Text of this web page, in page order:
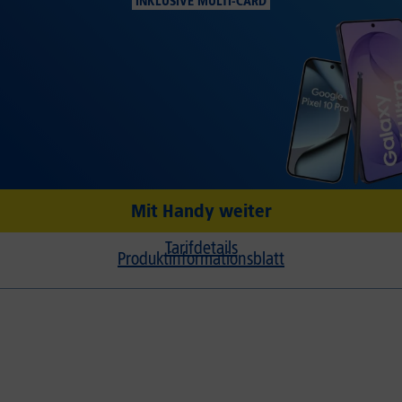
Mit Handy weiter
Tarifdetails
Produktinformationsblatt